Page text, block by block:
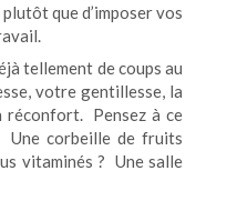
que d’imposer vos
tellement de coups au
votre gentillesse, la
réconfort. Pensez à ce
corbeille de fruits
vitaminés ? Une salle